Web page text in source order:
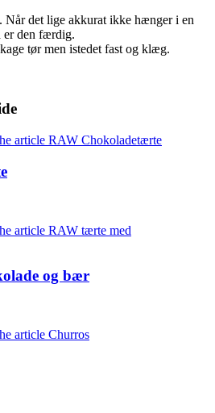
Når det lige akkurat ikke hænger i en
er den færdig.
tør men istedet fast og klæg.
og bær